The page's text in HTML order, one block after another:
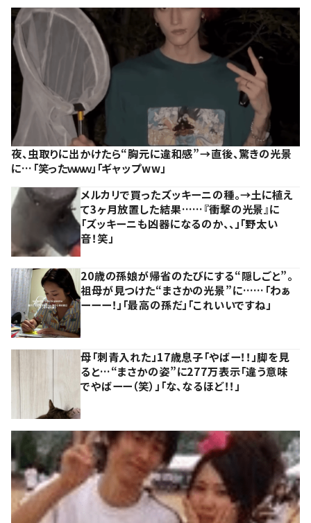
夜、虫取りに出かけたら“胸元に違和感”→直後、驚きの光景
に…「笑ったｗｗｗ」「ギャップww」
メルカリで買ったズッキーニの種。→土に植え
て3ヶ月放置した結果……『衝撃の光景』に
「ズッキーニも凶器になるのか、、」「野太い
音！笑」
20歳の孫娘が帰省のたびにする“隠しごと”。
祖母が見つけた“まさかの光景”に……「わぁ
ーーー！」「最高の孫だ」「これいいですね」
母「刺青入れた」17歳息子「やばー！！」脚を見
ると…“まさかの姿”に277万表示「違う意味
でやばーー（笑）」「な、なるほど！！」